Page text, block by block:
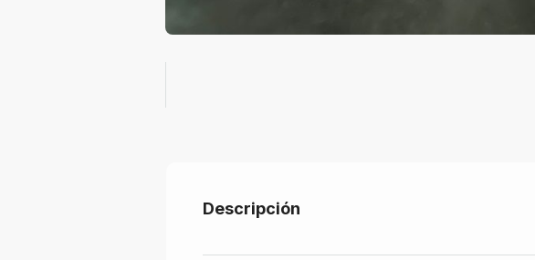
Descripción